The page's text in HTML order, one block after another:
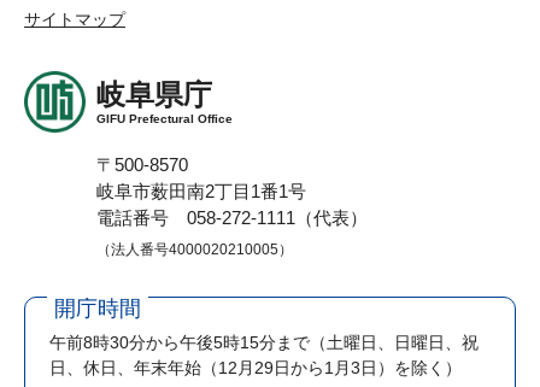
サイトマップ
岐阜県庁
GIFU Prefectural Office
〒500-8570
岐阜市薮田南2丁目1番1号
電話番号 058-272-1111（代表）
（法人番号4000020210005）
開庁時間
午前8時30分から午後5時15分まで （土曜日、日曜日、祝
日、休日、年末年始（12月29日から1月3日）を除く）